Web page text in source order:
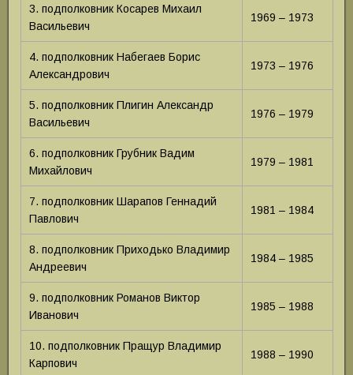
3. подполковник Косарев Михаил
Васильевич
1969 – 1973
4. подполковник Набегаев Борис
Александрович
1973 – 1976
5. подполковник Плигин Александр
Васильевич
1976 – 1979
6. подполковник Грубник Вадим
Михайлович
1979 – 1981
7. подполковник Шарапов Геннадий
Павлович
1981 – 1984
8. подполковник Приходько Владимир
Андреевич
1984 – 1985
9. подполковник Романов Виктор
Иванович
1985 – 1988
10. подполковник Пращур Владимир
Карпович
1988 – 1990